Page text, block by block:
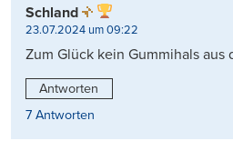
Schland
23.07.2024 um 09:22
Zum Glück kein Gummihals aus
Antworten
7 Antworten